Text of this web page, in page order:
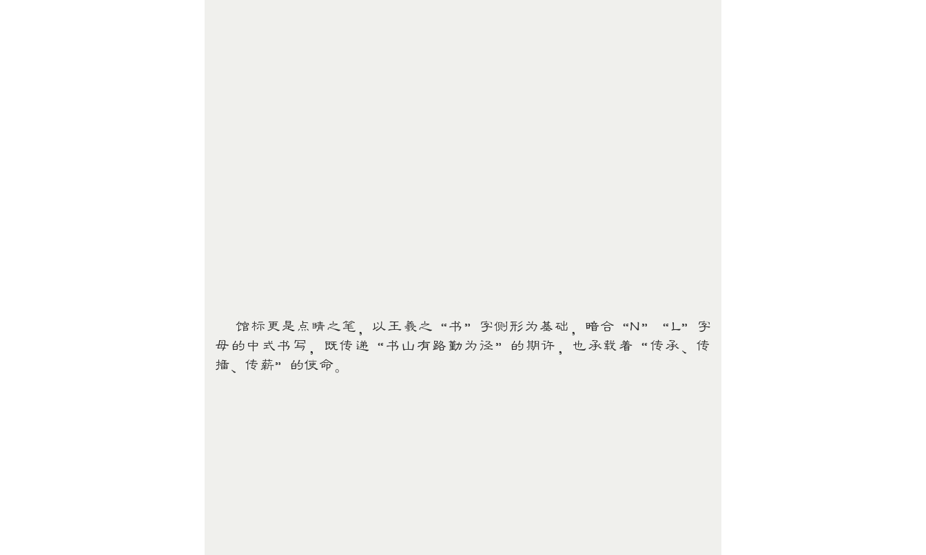
馆标更是点睛之笔，以王羲之“书”字侧形为基础，暗合“N”“L”字
母的中式书写，既传递“书山有路勤为径”的期许，也承载着“传承、传
播、传薪”的使命。